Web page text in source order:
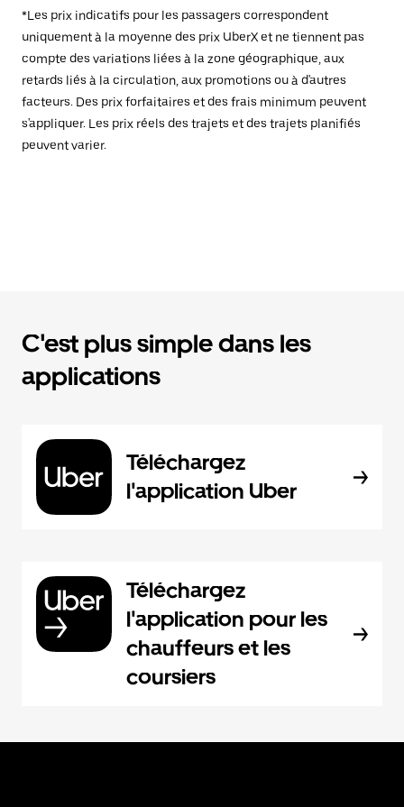
*Les prix indicatifs pour les passagers correspondent
uniquement à la moyenne des prix UberX et ne tiennent pas
compte des variations liées à la zone géographique, aux
retards liés à la circulation, aux promotions ou à d'autres
facteurs. Des prix forfaitaires et des frais minimum peuvent
s'appliquer. Les prix réels des trajets et des trajets planifiés
peuvent varier.
C'est plus simple dans les
applications
Téléchargez
l'application Uber
Téléchargez
l'application pour les
chauffeurs et les
coursiers